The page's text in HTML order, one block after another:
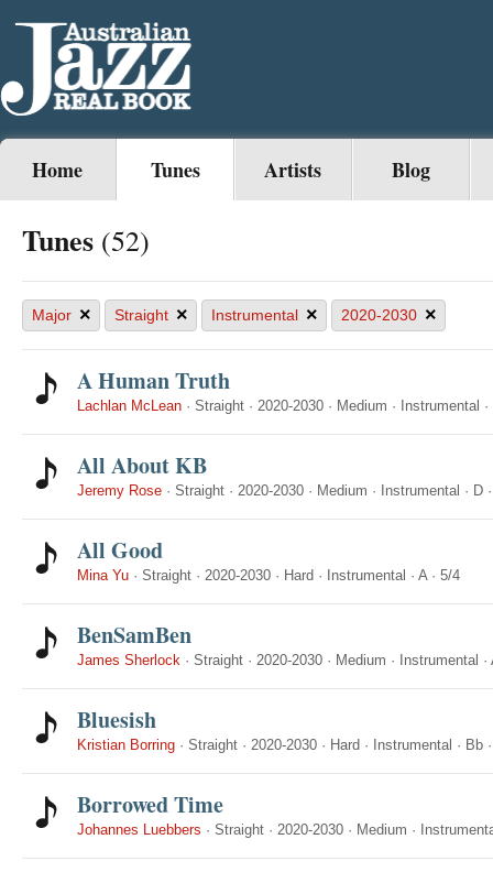
Home Tunes Artists Blog
Tunes (52)
Major × Straight × Instrumental × 2020-2030 ×
A Human Truth
Lachlan McLean · Straight · 2020-2030 · Medium · Instrumental ·
All About KB
Jeremy Rose · Straight · 2020-2030 · Medium · Instrumental · D
All Good
Mina Yu · Straight · 2020-2030 · Hard · Instrumental · A· 5/4
BenSamBen
James Sherlock · Straight · 2020-2030 · Medium · Instrumental ·
Bluesish
Kristian Borring · Straight · 2020-2030 · Hard · Instrumental · Bb
Borrowed Time
Johannes Luebbers · Straight · 2020-2030 · Medium ·